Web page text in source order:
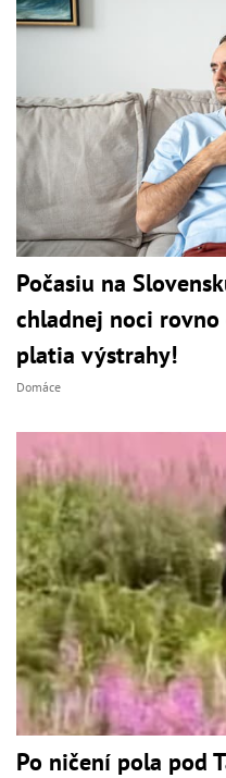
Počasiu na
chladnej noci
platia výstrahy!
Domáce
Po ničení pola pod